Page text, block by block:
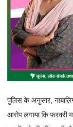
पुलिस के अनुसार,
आरोप लगाया कि फरवरी